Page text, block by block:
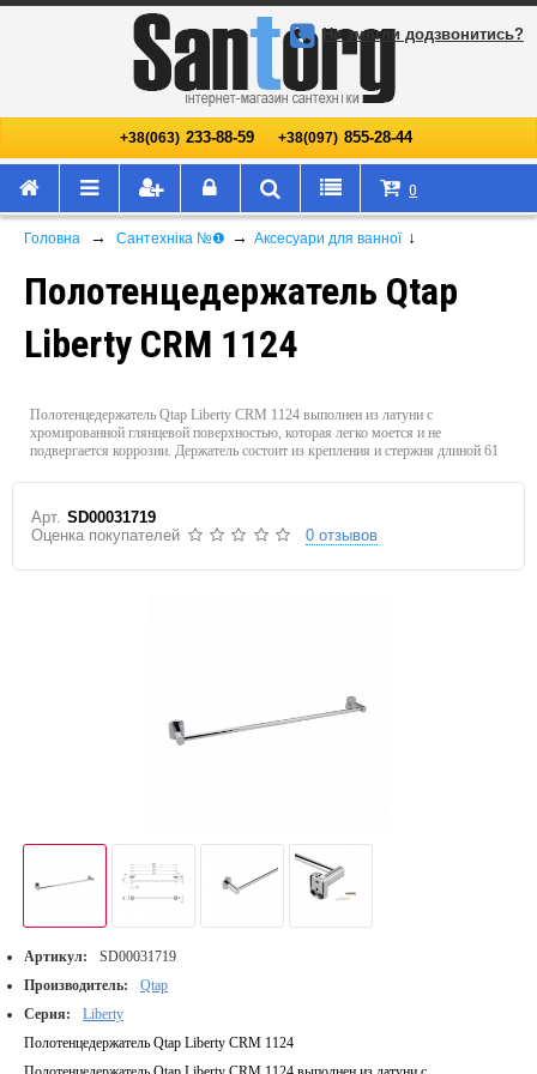
+38(063) 233-88-59 +38(097) 855-28-44
Не змогли додзвонитись?
0
Головна → Сантехніка №❶ → Аксесуари для ванної ↓
Полотенцедержатель Qtap
Liberty CRM 1124
Полотенцедержатель Qtap Liberty CRM 1124 выполнен из латуни с
хромированной глянцевой поверхностью, которая легко моется и не
подвергается коррозии. Держатель состоит из крепления и стержня длиной 61
Арт. SD00031719
Оценка покупателей
0 отзывов
Артикул:
SD00031719
Производитель:
Qtap
Серия:
Liberty
Полотенцедержатель Qtap Liberty CRM 1124